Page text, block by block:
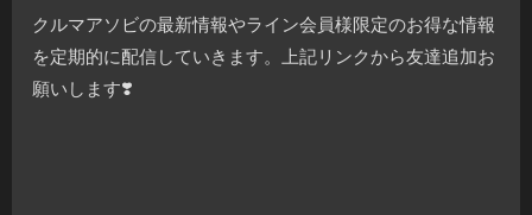
クルマアソビの最新情報やライン会員様限定のお得な情報
を定期的に配信していきます。上記リンクから友達追加お
願いします❣️